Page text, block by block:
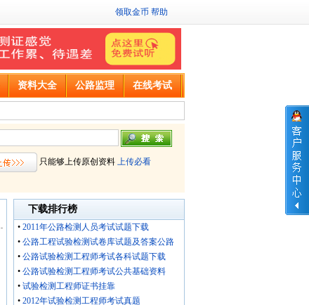
领取金币 帮助
资料大全 公路监理 在线考试
只能够上传原创资料 上传必看
下载排行榜
• 2011年公路检测人员考试试题下载
• 公路工程试验检测试卷库试题及答案公路
• 公路试验检测工程师考试各科试题下载
• 公路试验检测工程师考试公共基础资料
• 试验检测工程师证书挂靠
• 2012年试验检测工程师考试真题